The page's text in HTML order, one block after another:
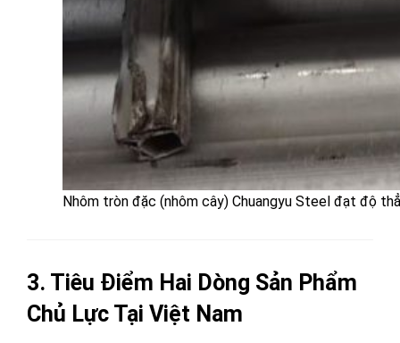
Nhôm tròn đặc (nhôm cây) Chuangyu Steel đạt độ
3. Tiêu Điểm Hai Dòng Sản Phẩm
Chủ Lực Tại Việt Nam